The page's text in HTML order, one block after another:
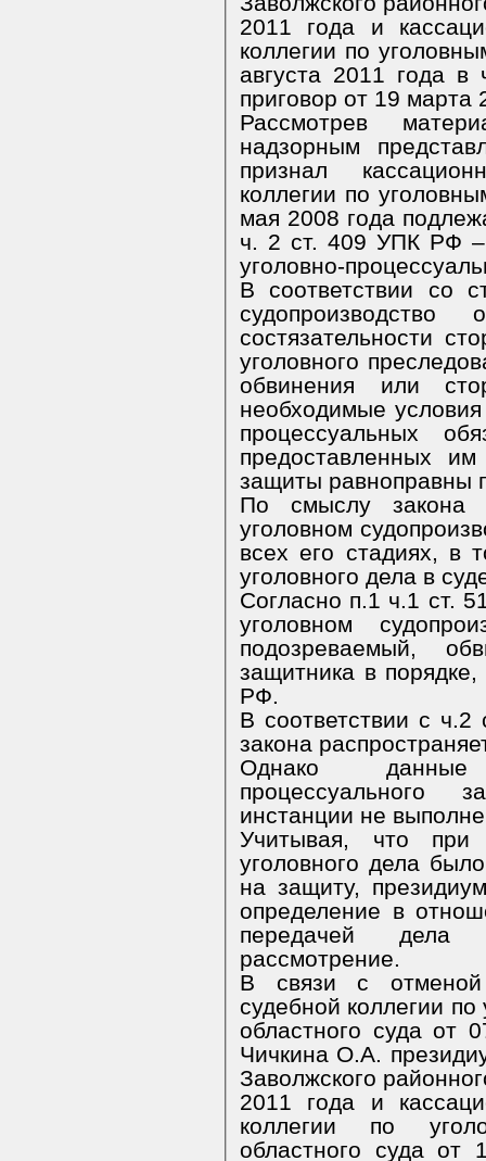
2011 года и
коллегии по
августа 2011 года в
приговор от 19 марта
Рассмотрев
надзорным
признал
коллегии по
мая 2008 года
ч. 2 ст. 409 УПК РФ –
уголовно-
В соответствии со
состязательности
уголовного
обвинения или
необходимые
процессуальных
предоставленных
защиты равноправны
По смыслу закона
уголовном
всех его стадиях, в
уголовного дела в
Согласно п.1 ч.1 ст.
уголовном
подозреваемый,
защитника в
РФ.
В соответствии с
закона
Однако данные
процессуального
инстанции не
Учитывая, что при
уголовного дела
на защиту,
определение в
передачей дела
рассмотрение.
В связи с отменой
судебной коллегии
областного суда от
Чичкина О.А.
Заволжского
2011 года и
коллегии по
областного суда от